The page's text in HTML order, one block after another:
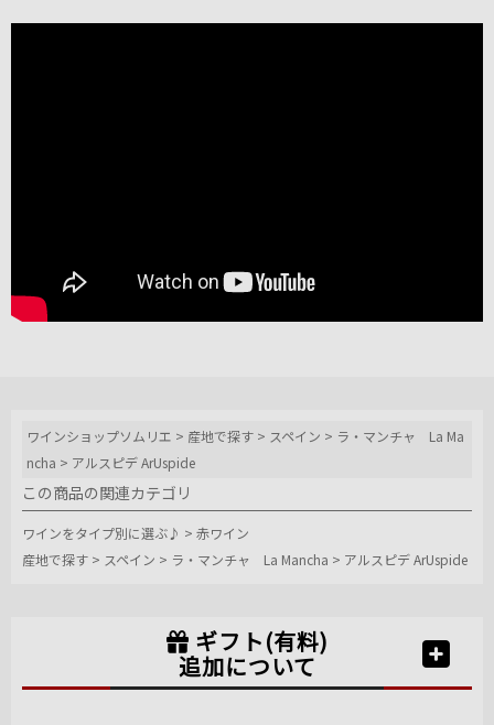
ワインショップソムリエ > 産地で探す > スペイン > ラ・マンチャ La Ma
ncha > アルスピデ ArUspide
この商品の関連カテゴリ
ワインをタイプ別に選ぶ♪ > 赤ワイン
産地で探す > スペイン > ラ・マンチャ La Mancha > アルスピデ ArUspide
ギフト(有料)
追加について